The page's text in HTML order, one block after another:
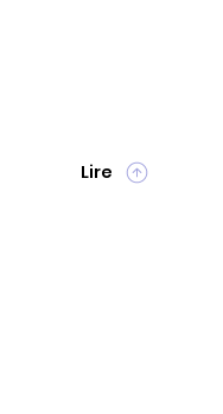
Lire